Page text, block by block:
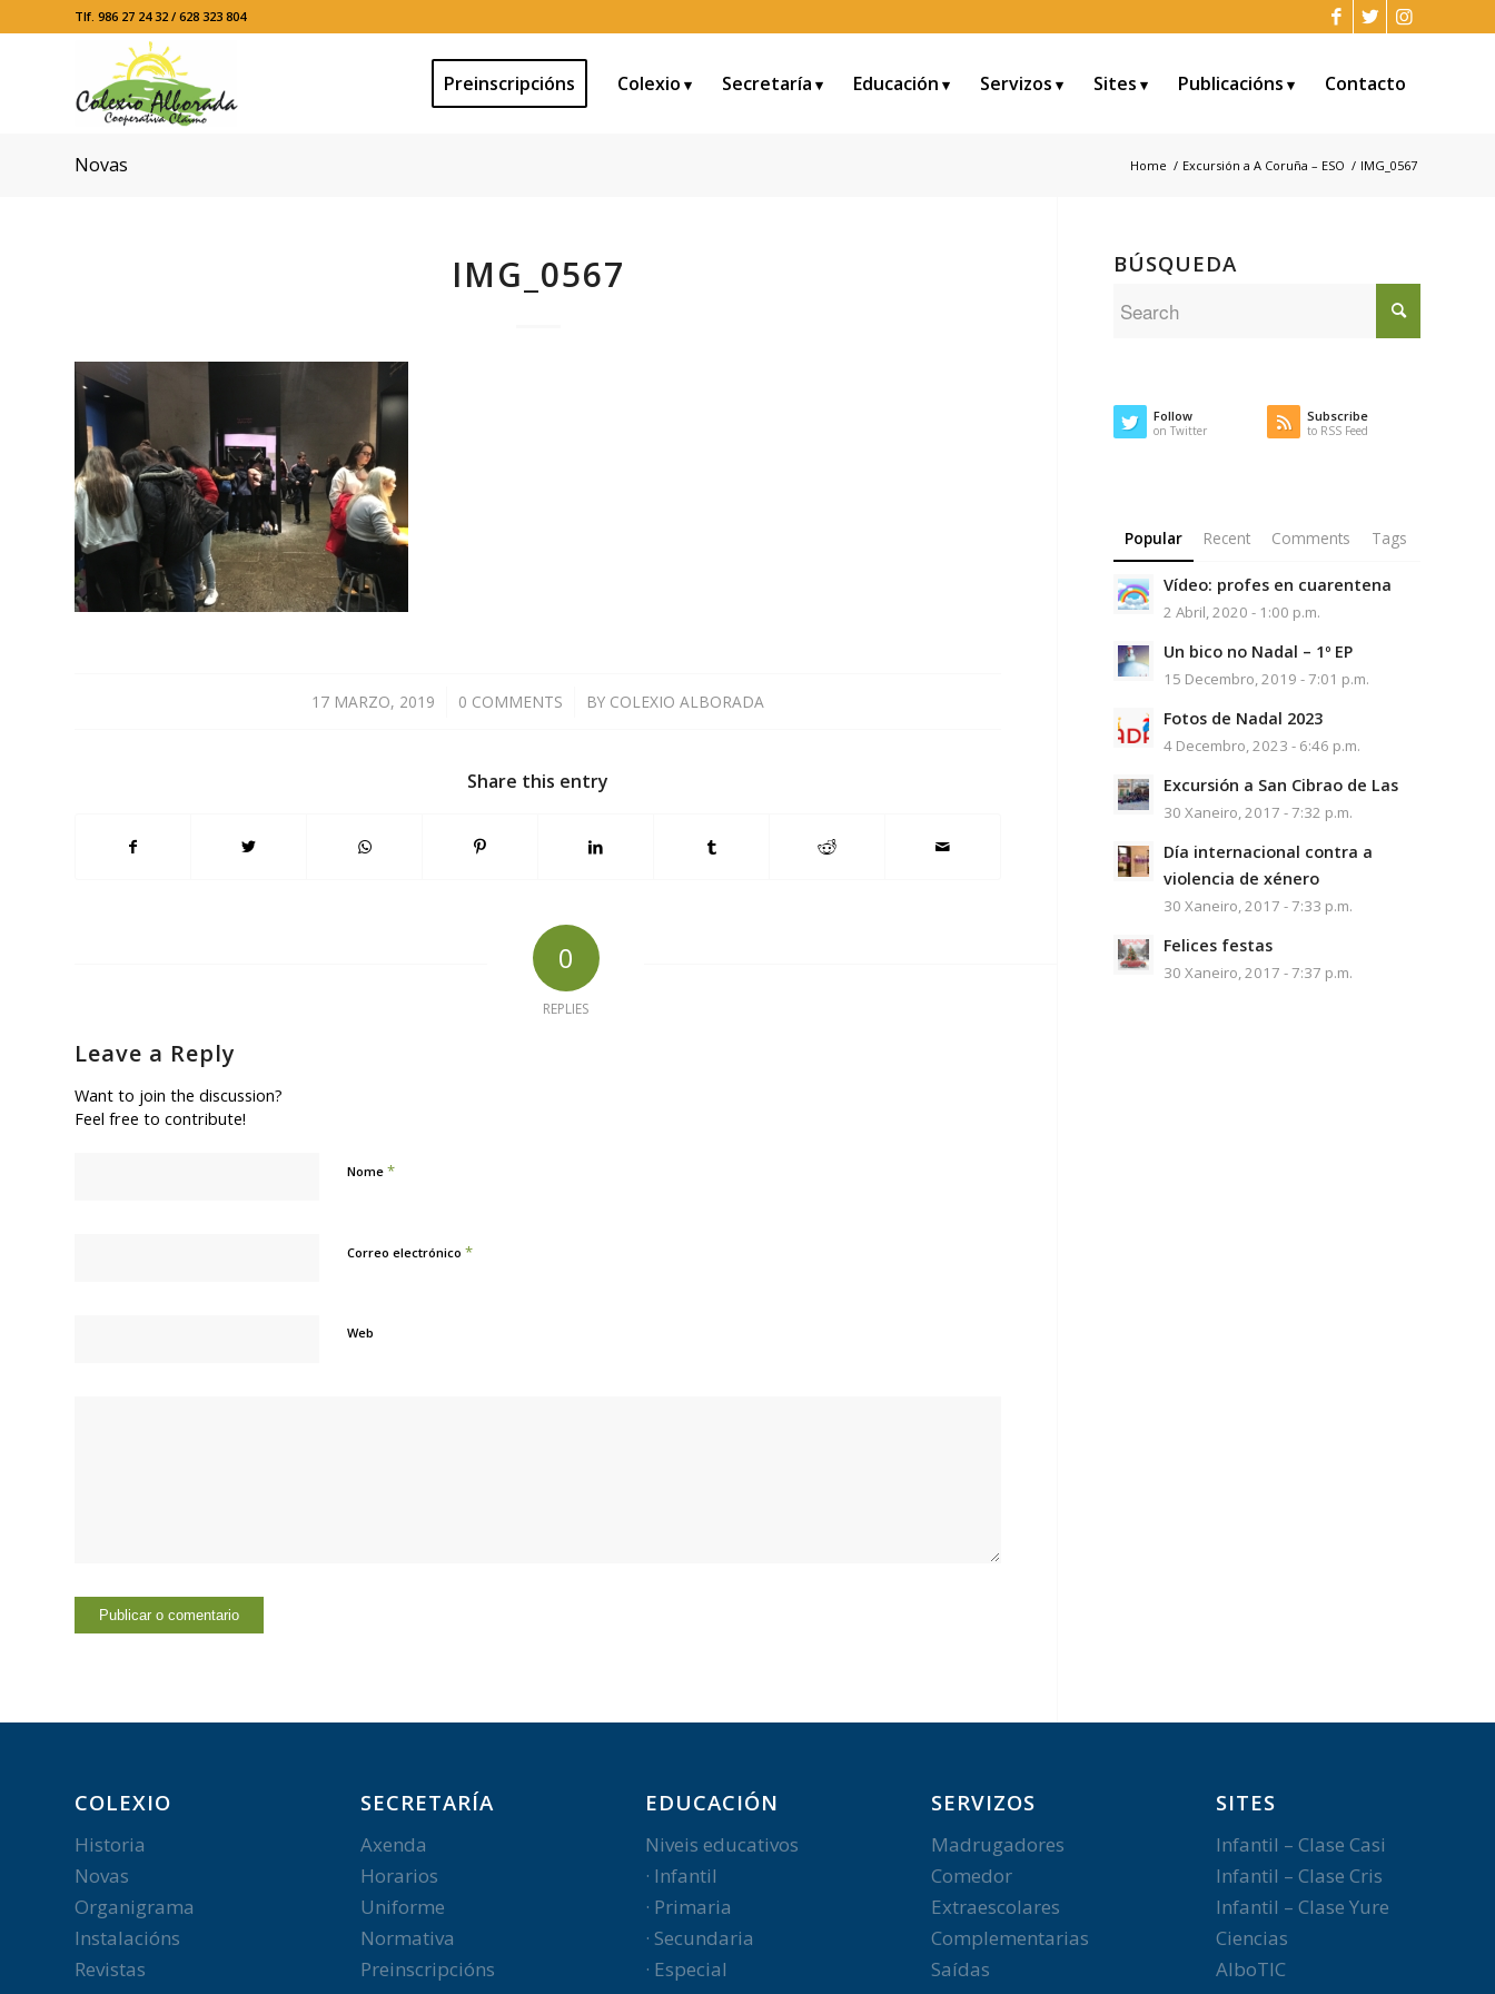
Tlf. 986 27 24 32 / 628 323 804
Preinscripcións Colexio Secretaría Educación Servizos Sites Publicacións Contacto
Novas Home / Excursión a A Coruña – ESO / IMG_0567
IMG_0567
17 MARZO, 2019
/ 0 COMMENTS
/ BY COLEXIO ALBORADA
Share this entry
0
REPLIES
Leave a Reply
Want to join the discussion?
Feel free to contribute!
Nome *
Correo electrónico *
Web
BÚSQUEDA
Follow
on Twitter
Subscribe
to RSS Feed
Popular Recent Comments Tags
Vídeo: profes en cuarentena
2 Abril, 2020 - 1:00 p.m.
Un bico no Nadal – 1º EP
15 Decembro, 2019 - 7:01 p.m.
Fotos de Nadal 2023
4 Decembro, 2023 - 6:46 p.m.
Excursión a San Cibrao de Las
30 Xaneiro, 2017 - 7:32 p.m.
Día internacional contra a
violencia de xénero
30 Xaneiro, 2017 - 7:33 p.m.
Felices festas
30 Xaneiro, 2017 - 7:37 p.m.
COLEXIO
Historia
Novas
Organigrama
Instalacións
Revistas
SECRETARÍA
Axenda
Horarios
Uniforme
Normativa
Preinscripcións
EDUCACIÓN
Niveis educativos
· Infantil
· Primaria
· Secundaria
· Especial
SERVIZOS
Madrugadores
Comedor
Extraescolares
Complementarias
Saídas
SITES
Infantil – Clase Casi
Infantil – Clase Cris
Infantil – Clase Yure
Ciencias
AlboTIC